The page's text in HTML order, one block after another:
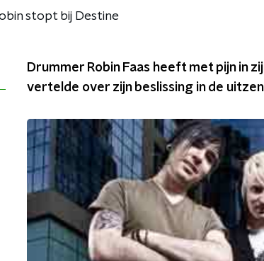
stopt bij Destine
Drummer Robin Faas heeft met pijn in
vertelde over zijn beslissing in de